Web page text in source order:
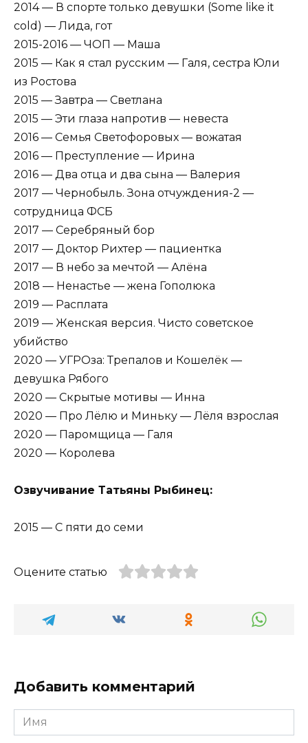
2014 — В спорте только девушки (Some like it
cold) — Лида, гот
2015-2016 — ЧОП — Маша
2015 — Как я стал русским — Галя, сестра Юли
из Ростова
2015 — Завтра — Светлана
2015 — Эти глаза напротив — невеста
2016 — Семья Светофоровых — вожатая
2016 — Преступление — Ирина
2016 — Два отца и два сына — Валерия
2017 — Чернобыль. Зона отчуждения-2 —
сотрудница ФСБ
2017 — Серебряный бор
2017 — Доктор Рихтер — пациентка
2017 — В небо за мечтой — Алёна
2018 — Ненастье — жена Гополюка
2019 — Расплата
2019 — Женская версия. Чисто советское
убийство
2020 — УГРОза: Трепалов и Кошелёк —
девушка Рябого
2020 — Скрытые мотивы — Инна
2020 — Про Лёлю и Миньку — Лёля взрослая
2020 — Паромщица — Галя
2020 — Королева
Озвучивание Татьяны Рыбинец:
2015 — С пяти до семи
Оцените статью
Добавить комментарий
Имя
*